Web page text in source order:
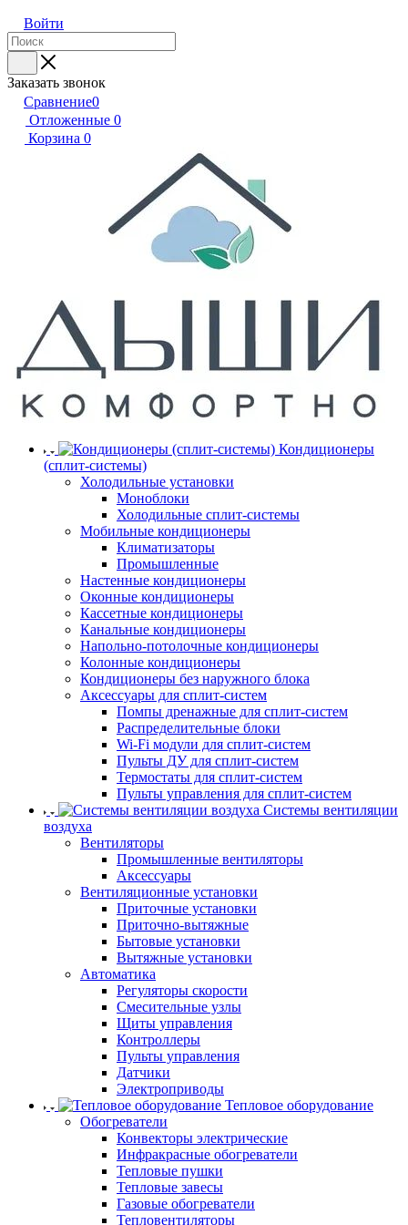
Войти
Заказать звонок
Сравнение0
Отложенные 0
Корзина 0
Кондиционеры
(сплит-системы)
Холодильные установки
Моноблоки
Холодильные сплит-системы
Мобильные кондиционеры
Климатизаторы
Промышленные
Настенные кондиционеры
Оконные кондиционеры
Кассетные кондиционеры
Канальные кондиционеры
Напольно-потолочные кондиционеры
Колонные кондиционеры
Кондиционеры без наружного блока
Аксессуары для сплит-систем
Помпы дренажные для сплит-систем
Распределительные блоки
Wi-Fi модули для сплит-систем
Пульты ДУ для сплит-систем
Термостаты для сплит-систем
Пульты управления для сплит-систем
Системы вентиляции
воздуха
Вентиляторы
Промышленные вентиляторы
Аксессуары
Вентиляционные установки
Приточные установки
Приточно-вытяжные
Бытовые установки
Вытяжные установки
Автоматика
Регуляторы скорости
Смесительные узлы
Щиты управления
Контроллеры
Пульты управления
Датчики
Электроприводы
Тепловое оборудование
Обогреватели
Конвекторы электрические
Инфракрасные обогреватели
Тепловые пушки
Тепловые завесы
Газовые обогреватели
Тепловентиляторы